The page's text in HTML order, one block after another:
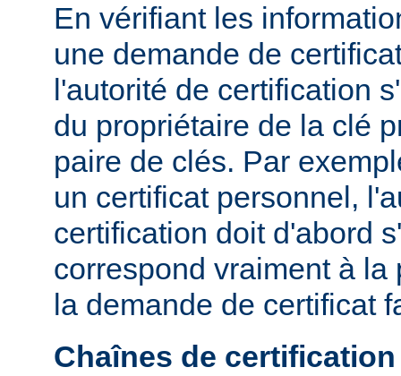
En vérifiant les
une demande de
l'autorité de certification
du propriétaire de la clé
paire de clés. Par
un certificat personnel,
certification doit d'abord
correspond vraiment à
la demande de certificat
Chaînes de certification